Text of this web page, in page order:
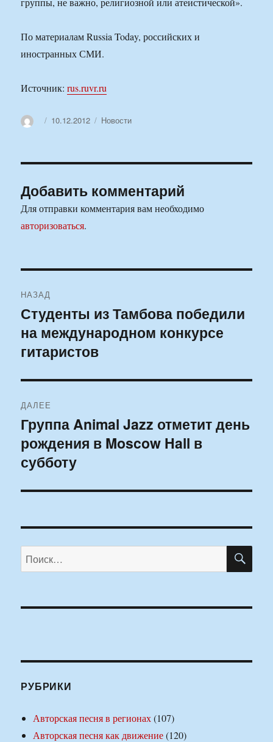
По материалам Russia Today, российских и
иностранных СМИ.
Источник:rus.ruvr.ru
АвторОпубликовано
10.12.2012 Рубрики
Новости
Добавить комментарий
Для отправки комментария вам необходимо
авторизоваться.
по
записям
НАЗАД
Предыдущая
запись:
Студенты из Тамбова победили
на международном конкурсе
гитаристов
ДАЛЕЕ
Следующая
запись:
Группа Animal Jazz отметит день
рождения в Moscow Hall в
субботу
Искать:
РУБРИКИ
Авторская песня в регионах(107)
Авторская песня как движение(120)